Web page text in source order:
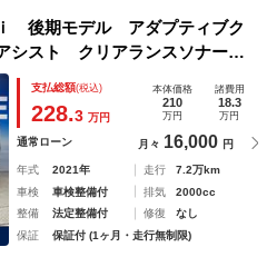
後期モデル アダプティブク
シスト クリアランスソナー
ドライト 前席パワーシート
バックカメラ 電動リアゲー
支払総額(税込)
228.3 万円
本体価格
210
万円
諸費用
18.3
万円
通常ローン 月々 16,000 円
年式 2021年 走行
7.2万km
車検
車検整備付 排気
2000cc
整備
法定整備付 修復
なし
保証
保証付 (1ヶ月・走行無制限)